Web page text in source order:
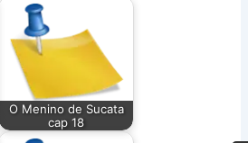
O Menino de Sucata
cap 18